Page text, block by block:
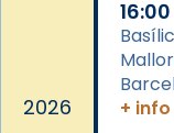
diablesses
gran a Mataró.
«Si vols
Santes a
2026
16:00
+ info